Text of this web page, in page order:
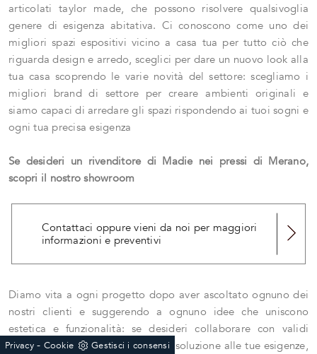
articolati taylor made, che possono risolvere qualsivoglia
genere di esigenza abitativa. Ci conoscono come uno dei
migliori spazi espositivi vicino a casa tua per tutto ciò che
riguarda design e arredo, sceglici per dare un nuovo look alla
tua casa scoprendo le varie novità del settore: scegliamo i
migliori brand di settore per creare ambienti originali e
siamo capaci di arredare gli spazi rispondendo ai tuoi sogni e
ogni tua precisa esigenza
Se desideri un rivenditore di Madie nei pressi di Merano,
scopri il nostro showroom
Contattaci oppure vieni da noi per maggiori
informazioni e preventivi
Diamo vita a ogni progetto dopo aver ascoltato ognuno dei
nostri clienti e suggerendo a ognuno idee che uniscono
estetica e funzionalità: se desideri collaborare con validi
professionisti, chiamaci e troverai soluzione alle tue esigenze,
Privacy- Cookie Gestisci i consensi